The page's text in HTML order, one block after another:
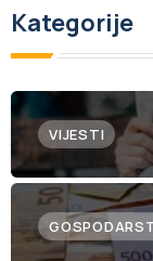
Kategorije
VIJESTI